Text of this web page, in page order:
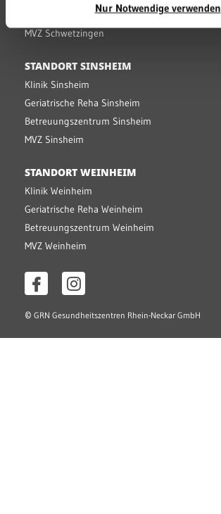
Nur Notwendige verwenden
Seniorenzentrum Schwetzingen
MVZ Schwetzingen
STANDORT SINSHEIM
Klinik Sinsheim
Geriatrische Reha Sinsheim
Betreuungszentrum Sinsheim
MVZ Sinsheim
STANDORT WEINHEIM
Klinik Weinheim
Geriatrische Reha Weinheim
Betreuungszentrum Weinheim
MVZ Weinheim
© GRN Gesundheitszentren Rhein-Neckar GmbH